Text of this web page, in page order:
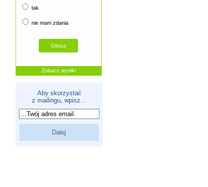
tak
nie mam zdania
Zobacz wyniki
Aby skorzystać
z mailingu, wpisz...